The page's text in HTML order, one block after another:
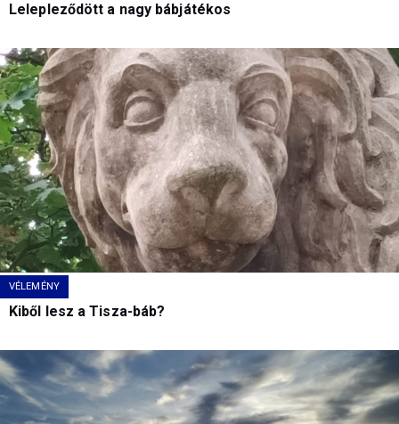
Lelepleződött a nagy bábjátékos
VÉLEMÉNY
Kiből lesz a Tisza-báb?